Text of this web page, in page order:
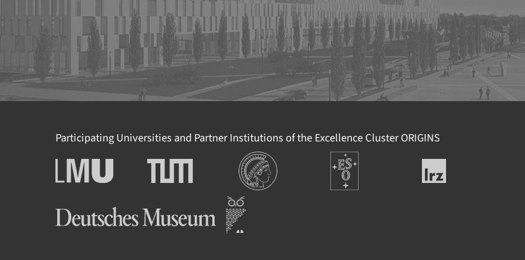
Participating Universities and Partner Institutions of the Excellence ClusterORIGINS
Ludwig-Maximilians-
Universität München
Technische Universität
München
Institutions
Europäische
Südsternwarte
Leibniz-
Rechenzentrum